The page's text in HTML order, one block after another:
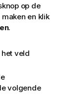
op de
en klik
.
veld
volgende